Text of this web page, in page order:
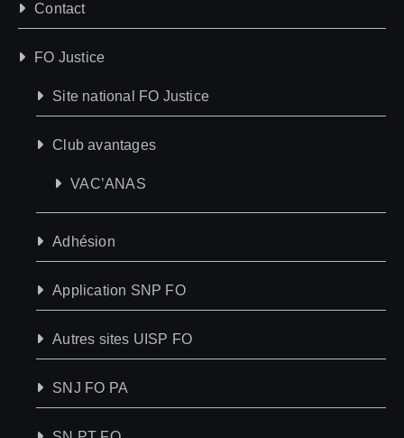
Contact
FO Justice
Site national FO Justice
Club avantages
VAC’ANAS
Adhésion
Application SNP FO
Autres sites UISP FO
SNJ FO PA